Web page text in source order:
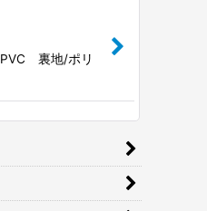
PVC 裏地/ポリ